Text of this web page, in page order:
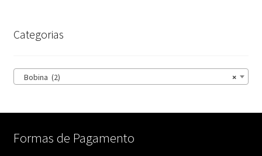
Categorias
×
Bobina (2)
Formas de Pagamento